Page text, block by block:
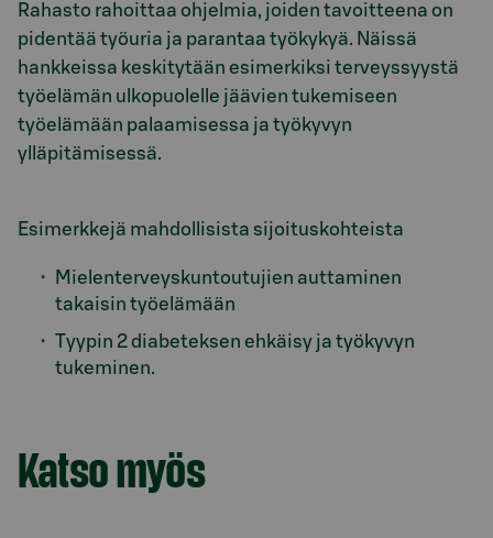
Rahasto rahoittaa ohjelmia, joiden tavoitteena on
pidentää työuria ja parantaa työkykyä. Näissä
hankkeissa keskitytään esimerkiksi terveyssyystä
työelämän ulkopuolelle jäävien tukemiseen
työelämään palaamisessa ja työkyvyn
ylläpitämisessä.
Esimerkkejä mahdollisista sijoituskohteista
Mielenterveyskuntoutujien auttaminen
takaisin työelämään
Tyypin 2 diabeteksen ehkäisy ja työkyvyn
tukeminen.
Katso myös